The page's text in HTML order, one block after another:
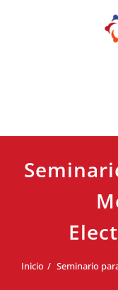
Inicio Seminario